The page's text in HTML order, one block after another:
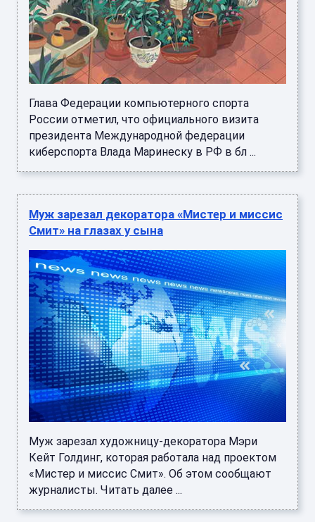
Глава Федерации компьютерного спорта
России отметил, что официального визита
президента Международной федерации
киберспорта Влада Маринеску в РФ в бл ...
Муж зарезал декоратора «Мистер и миссис
Смит» на глазах у сына
Муж зарезал художницу-декоратора Мэри
Кейт Голдинг, которая работала над проектом
«Мистер и миссис Смит». Об этом сообщают
журналисты. Читать далее ...